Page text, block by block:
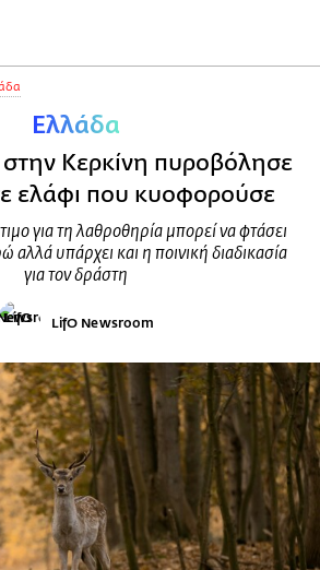
Ελλάδα
Κερκίνη πυροβόλησε
ελάφι που κυοφορούσε
για τη λαθροθηρία μπορεί να φτάσει
αλλά υπάρχει και η ποινική διαδικασία
για τον δράστη
LifO Newsroom